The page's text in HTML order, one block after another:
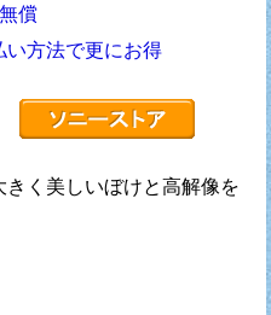
償
い方法で更にお得
く美しいぼけと高解像を